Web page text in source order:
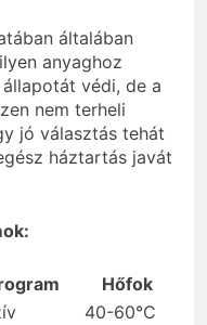
általában
anyaghoz
védi, de a
nem terheli
jó választás tehát
háztartás javát
Hőfok
40-60°C